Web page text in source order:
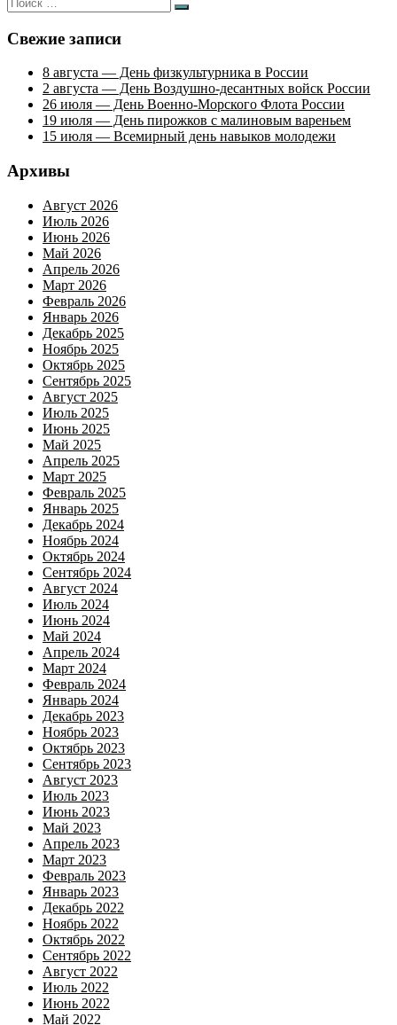
записям
Поиск
Свежие записи
8 августа — День физкультурника в России
2 августа — День Воздушно-десантных войск России
26 июля — День Военно-Морского Флота России
19 июля — День пирожков с малиновым вареньем
15 июля — Всемирный день навыков молодежи
Архивы
Август 2026
Июль 2026
Июнь 2026
Май 2026
Апрель 2026
Март 2026
Февраль 2026
Январь 2026
Декабрь 2025
Ноябрь 2025
Октябрь 2025
Сентябрь 2025
Август 2025
Июль 2025
Июнь 2025
Май 2025
Апрель 2025
Март 2025
Февраль 2025
Январь 2025
Декабрь 2024
Ноябрь 2024
Октябрь 2024
Сентябрь 2024
Август 2024
Июль 2024
Июнь 2024
Май 2024
Апрель 2024
Март 2024
Февраль 2024
Январь 2024
Декабрь 2023
Ноябрь 2023
Октябрь 2023
Сентябрь 2023
Август 2023
Июль 2023
Июнь 2023
Май 2023
Апрель 2023
Март 2023
Февраль 2023
Январь 2023
Декабрь 2022
Ноябрь 2022
Октябрь 2022
Сентябрь 2022
Август 2022
Июль 2022
Июнь 2022
Май 2022